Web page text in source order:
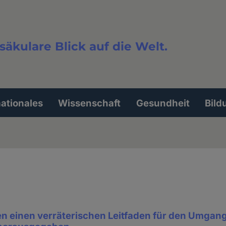
Blick auf die Welt.
Wissenschaft Gesundheit
einen verräterischen Leitfaden für den